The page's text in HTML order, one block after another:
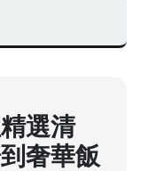
選清
奢華飯